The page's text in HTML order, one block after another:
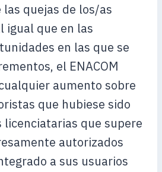
quejas de los/as
igual que en las
en las que se
el ENACOM
aumento sobre
que hubiese sido
licenciatarias que supere
autorizados
a sus usuarios